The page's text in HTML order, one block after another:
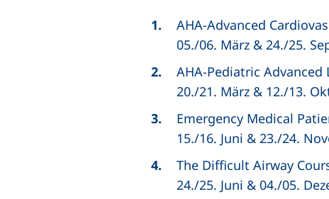
AHA-Advanced
05./06. März & 24./25.
AHA-Pediatric Advanced
20./21. März & 12./13.
Emergency Medical
15./16. Juni & 23./24.
The Difficult Airway
24./25. Juni & 04./05.